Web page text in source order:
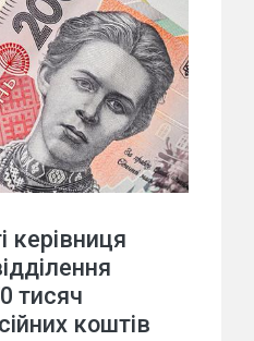
керівниця
тисяч
коштів